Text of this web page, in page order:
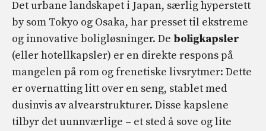
Det urbane landskapet i Japan, særlig hyperstett
by som Tokyo og Osaka, har presset til ekstreme
og innovative boligløsninger. De boligkapsler
(eller hotellkapsler) er en direkte respons på
mangelen på rom og frenetiske livsrytmer: Dette
er overnatting litt over en seng, stablet med
dusinvis av alvearstrukturer. Disse kapslene
tilbyr det uunnværlige – et sted å sove og lite